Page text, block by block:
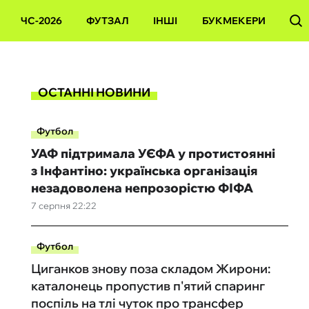
ЧС-2026 ФУТЗАЛ ІНШІ БУКМЕКЕРИ
ОСТАННІ НОВИНИ
Футбол
7 серпня 22:22
УАФ підтримала УЄФА у протистоянні
з Інфантіно: українська організація
незадоволена непрозорістю ФІФА
Футбол
Циганков знову поза складом Жирони:
каталонець пропустив п'ятий спаринг
поспіль на тлі чуток про трансфер